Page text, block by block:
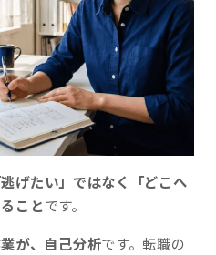
逃げたい」ではなく「どこへ
ことです。
が、自己分析です。転職の